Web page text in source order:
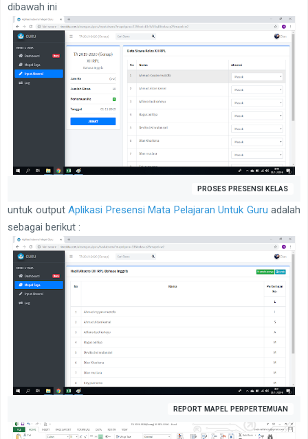
dibawah ini
PROSES PRESENSI KELAS
untuk output Aplikasi Presensi Mata Pelajaran Untuk Guru adalah
sebagai berikut :
REPORT MAPEL PERPERTEMUAN